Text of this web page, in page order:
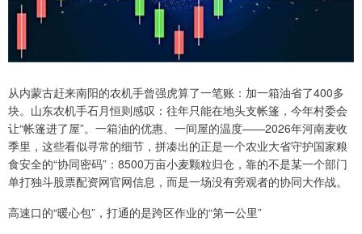
从内蒙古赶来南阳的农机手曾强虎算了一笔账：加一箱油省了400多
块。山东农机手石月恒则感叹：往年只能在地头支帐篷，今年村委会
让“帐篷进了屋”。一箱油的优惠、一间屋的温度——2026年河南麦收
季里，这些看似寻常的细节，拼凑出的正是一个农业大省守护国家粮
食安全的“协同密码”：8500万亩小麦颗粒归仓，靠的不是某一个部门
单打独斗股票配资网官网信息，而是一场没有旁观者的协同大作战。
高速口的“暖心包”，打通的是跨区作业的“第一公里”